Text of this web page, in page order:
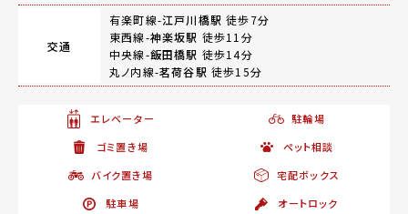
交通
有楽町線-江戸川橋駅 徒歩7分
東西線-神楽坂駅 徒歩11分
中央線-飯田橋駅 徒歩14分
丸ノ内線-茗荷谷駅 徒歩15分
エレベーター
駐輪場
ゴミ置き場
ペット相談
バイク置き場
宅配ボックス
駐車場
オートロック